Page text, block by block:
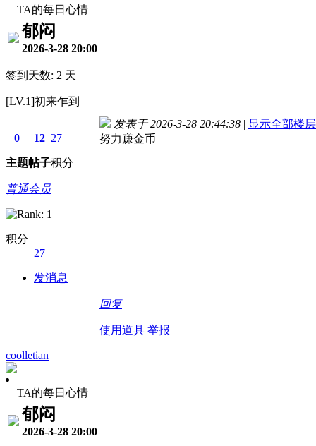
TA的每日心情
郁闷
2026-3-28 20:00
签到天数: 2 天
[LV.1]初来乍到
0
主题
12
帖子
27
积分
普通会员
积分
27
发消息
发表于 2026-3-28 20:44:38 | 显示全部楼层
努力赚金币
回复
使用道具 举报
coolletian
TA的每日心情
郁闷
2026-3-28 20:00